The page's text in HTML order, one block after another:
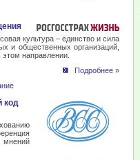
культура – единство и сила
и общественных организаций,
направлении.
Подробнее »
код
мнений